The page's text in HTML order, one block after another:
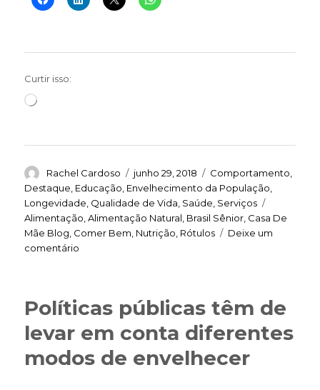
Curtir isso:
Carregando...
Autor
Rachel Cardoso
Publicado
em
junho 29, 2018 Categorias
Comportamento
Destaque Educação Envelhecimento da População
Longevidade Qualidade de Vida Saúde Serviços
Alimentação ,Alimentação Natural Brasil Sênior Casa De
Mãe Blog Comer Bem Nutrição Rótulos
Deixe um
comentário
te
Políticas públicas têm de
levar em conta diferentes
modos de envelhecer